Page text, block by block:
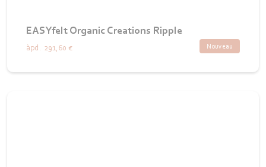
EASYfelt Organic Creations Ripple
Nouveau
àpd. 291,60 €